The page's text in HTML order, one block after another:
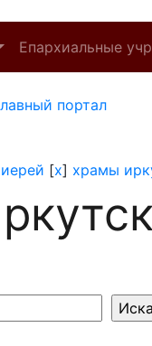
Епархиальные
портал
иерей [x] храмы